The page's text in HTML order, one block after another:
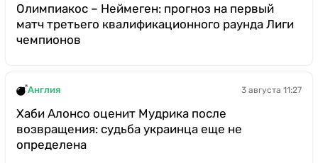
Олимпиакос – Неймеген: прогноз на первый
матч третьего квалификационного раунда Лиги
чемпионов
Англия 3 августа 11:27
Хаби Алонсо оценит Мудрика после
возвращения: судьба украинца еще не
определена